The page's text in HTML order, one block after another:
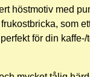
höstmotiv med
som
för din